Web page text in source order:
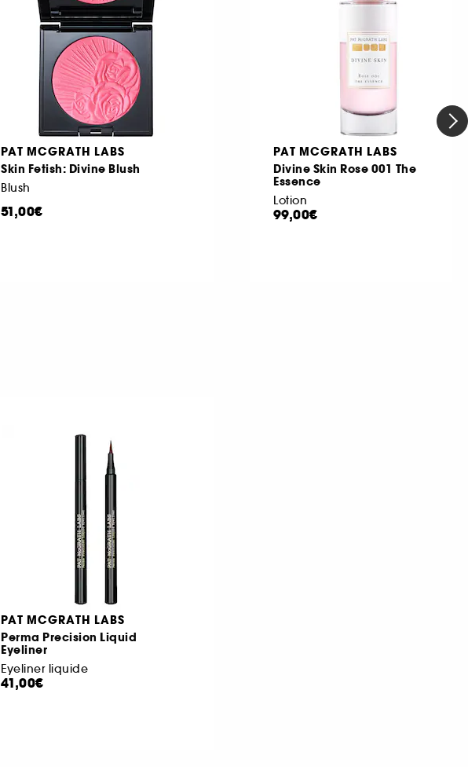
PAT MCGRATH LABS
Skin Fetish: Divine Blush
Blush
51,00€
PAT MCGRATH LABS
Divine Skin Rose 001 The
Essence
Lotion
99,00€
PAT MCGRATH LABS
Perma Precision Liquid
Eyeliner
Eyeliner liquide
41,00€